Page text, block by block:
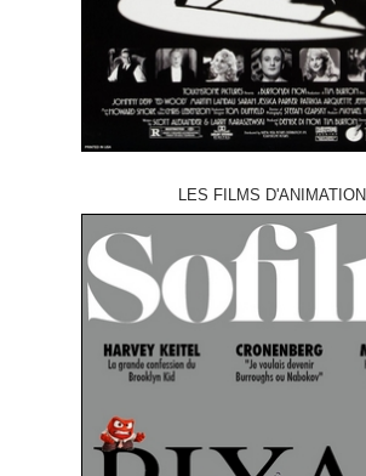
LES FILMS D'ANIMATION